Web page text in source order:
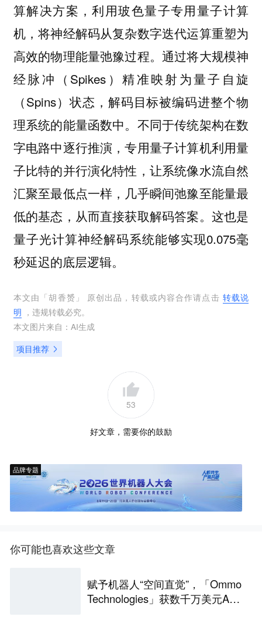
算解决方案，利用玻色量子专用量子计算
机，将神经解码从复杂数字迭代运算重塑为
高效的物理能量弛豫过程。通过将大规模神
经脉冲（Spikes）精准映射为量子自旋
（Spins）状态，解码目标被编码进整个物
理系统的能量函数中。不同于传统架构在数
字电路中逐行推演，专用量子计算机利用量
子比特的并行演化特性，让系统像水流自然
汇聚至最低点一样，几乎瞬间弛豫至能量最
低的基态，从而直接获取解码答案。这也是
量子光计算神经解码系统能够实现0.075毫
秒延迟的底层逻辑。
本文由「胡香赟 」 原创出品，转载或内容合作请点击 转载说
明 ，违规转载必究。
本文图片来自： AI生成
项目推荐
53
好文章，需要你的鼓励
品牌专题
你可能也喜欢这些文章
赋予机器人“空间直觉”，「Ommo
Technologies」获数千万美元A轮